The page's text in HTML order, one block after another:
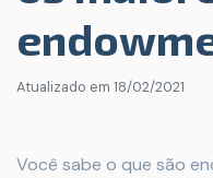
Atualizado em 18/02/2021
Você sabe o que são